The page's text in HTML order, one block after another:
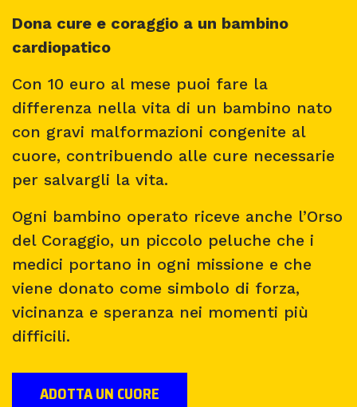
Dona cure e coraggio a un bambino
cardiopatico
Con 10 euro al mese puoi fare la
differenza nella vita di un bambino nato
con gravi malformazioni congenite al
cuore, contribuendo alle cure necessarie
per salvargli la vita.
Ogni bambino operato riceve anche l’Orso
del Coraggio, un piccolo peluche che i
medici portano in ogni missione e che
viene donato come simbolo di forza,
vicinanza e speranza nei momenti più
difficili.
ADOTTA UN CUORE